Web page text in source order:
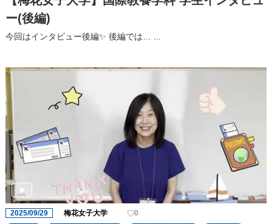
ー(後編)
今回はインタビュー後編✨ 後編では… ...
2025/09/29 梅花女子大学
0